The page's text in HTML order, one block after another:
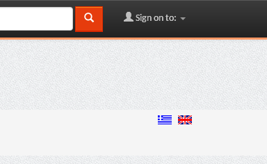
Sign on to: